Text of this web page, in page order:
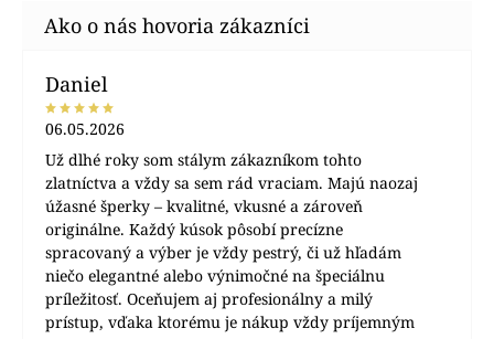
Daniel
06.05.2026
Už dlhé roky som stálym zákazníkom tohto
zlatníctva a vždy sa sem rád vraciam. Majú naozaj
úžasné šperky – kvalitné, vkusné a zároveň
originálne. Každý kúsok pôsobí precízne
spracovaný a výber je vždy pestrý, či už hľadám
niečo elegantné alebo výnimočné na špeciálnu
príležitosť. Oceňujem aj profesionálny a milý
prístup, vďaka ktorému je nákup vždy príjemným